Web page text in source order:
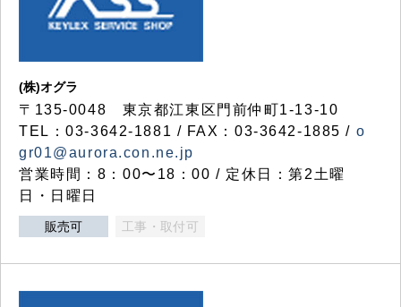
(株)オグラ
〒135-0048 東京都江東区門前仲町1-13-10
TEL：03-3642-1881 / FAX：03-3642-1885 / o
gr01@aurora.con.ne.jp
営業時間：8：00〜18：00 / 定休日：第2土曜
日・日曜日
販売可 工事・取付可